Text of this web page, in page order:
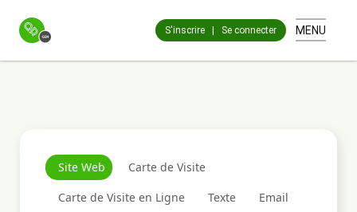
S'inscrire Se connecter MENU
Site Web
Carte de Visite
Carte de Visite en Ligne
Texte
Email